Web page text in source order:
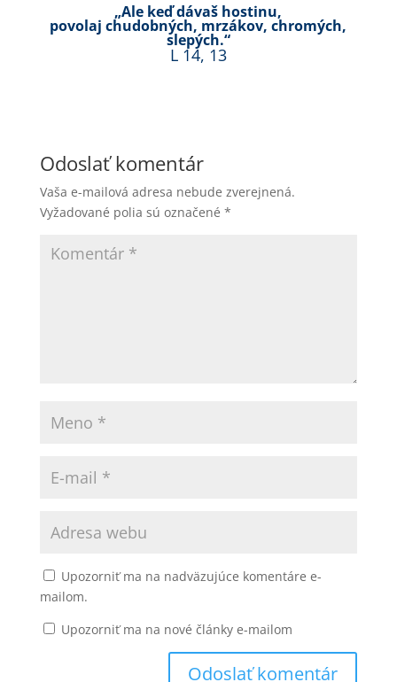
„Ale keď dávaš hostinu,
povolaj chudobných, mrzákov, chromých,
slepých.“
L 14, 13
Odoslať komentár
Vaša e-mailová adresa nebude zverejnená.
Vyžadované polia sú označené *
Upozorniť ma na nadväzujúce komentáre e-
mailom.
Upozorniť ma na nové články e-mailom